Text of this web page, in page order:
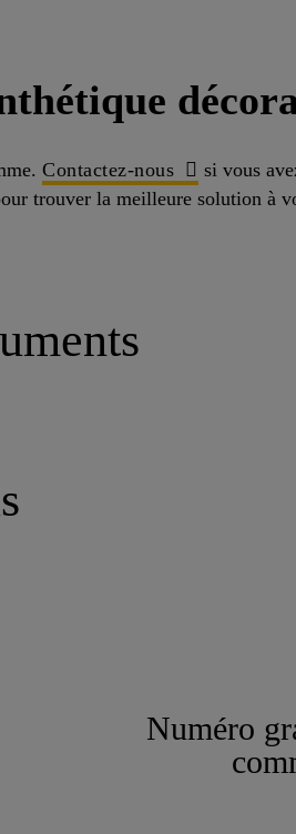
Contactez-nous
si vous
trouver la meilleure solution à
Numéro